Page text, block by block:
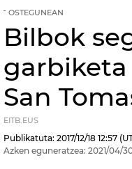
OSTEGUNEAN
Bilbok
San
EITB.EUS
Publikatuta: 2017/12/18 12:57
Azken eguneratzea: 2021/04/